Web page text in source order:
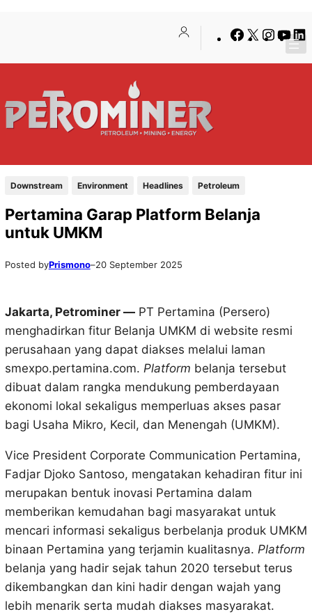
Facebook
X
Downstream Environment Headlines Petroleum
Pertamina Garap Platform Belanja
untuk UMKM
Posted byPrismono–20 September 2025
Jakarta, Petrominer —PT Pertamina (Persero)
menghadirkan fitur Belanja UMKM di website resmi
perusahaan yang dapat diakses melalui laman
smexpo.pertamina.com. Platform belanja tersebut
dibuat dalam rangka mendukung pemberdayaan
ekonomi lokal sekaligus memperluas akses pasar
bagi Usaha Mikro, Kecil, dan Menengah (UMKM).
Vice President Corporate Communication Pertamina,
Fadjar Djoko Santoso, mengatakan kehadiran fitur ini
merupakan bentuk inovasi Pertamina dalam
memberikan kemudahan bagi masyarakat untuk
mencari informasi sekaligus berbelanja produk UMKM
binaan Pertamina yang terjamin kualitasnya. Platform
belanja yang hadir sejak tahun 2020 tersebut terus
dikembangkan dan kini hadir dengan wajah yang
lebih menarik serta mudah diakses masyarakat.